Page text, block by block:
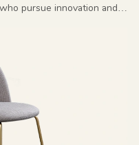
pursue innovation and